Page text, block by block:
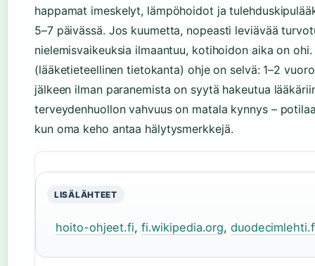
happamat imeskelyt, lämpöhoidot ja
5–7 päivässä. Jos kuumetta, nopeasti leviävää
nielemisvaikeuksia ilmaantuu, kotihoidon aika on
(lääketieteellinen tietokanta) ohje on selvä: 1–2
jälkeen ilman paranemista on syytä hakeutua
terveydenhuollon vahvuus on matala kynnys –
kun oma keho antaa hälytysmerkkejä.
LISÄLÄHTEET
hoito-ohjeet.fi, fi.wikipedia.org,